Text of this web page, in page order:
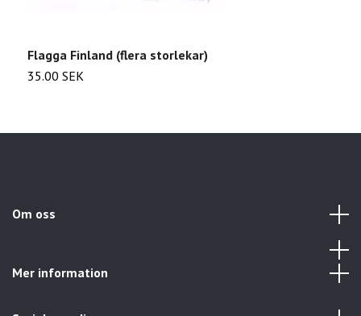
Flagga Finland (flera storlekar)
35.00 SEK
Om oss
Mer information